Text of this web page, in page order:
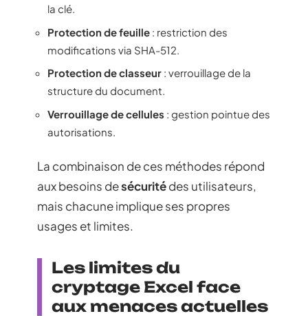
la clé.
Protection de feuille : restriction des
modifications via SHA-512.
Protection de classeur : verrouillage de la
structure du document.
Verrouillage de cellules : gestion pointue des
autorisations.
La combinaison de ces méthodes répond
aux besoins desécuritédes utilisateurs,
mais chacune implique ses propres
usages et limites.
Les limites du
cryptage Excel face
aux menaces actuelles